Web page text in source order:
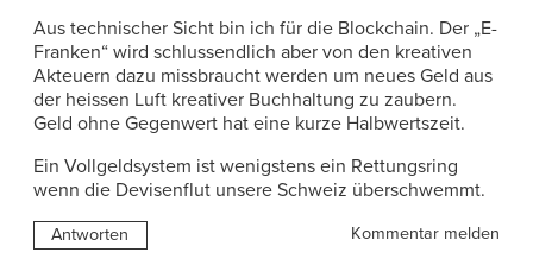
Aus technischer Sicht bin ich für die Blockchain. Der „E-
Franken“ wird schlussendlich aber von den kreativen
Akteuern dazu missbraucht werden um neues Geld aus
der heissen Luft kreativer Buchhaltung zu zaubern.
Geld ohne Gegenwert hat eine kurze Halbwertszeit.
Ein Vollgeldsystem ist wenigstens ein Rettungsring
wenn die Devisenflut unsere Schweiz überschwemmt.
Antworten Kommentar melden